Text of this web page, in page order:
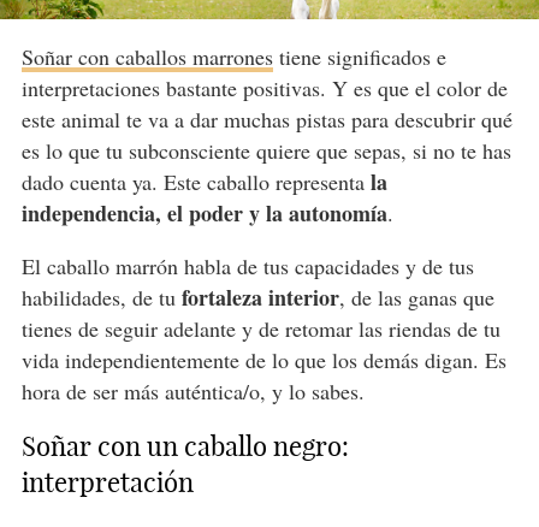
Soñar con caballos marronestiene significados e
interpretaciones bastante positivas. Y es que el color de
este animal te va a dar muchas pistas para descubrir qué
es lo que tu subconsciente quiere que sepas, si no te has
dado cuenta ya. Este caballo representala
independencia, el poder y la autonomía.
El caballo marrón habla de tus capacidades y de tus
habilidades, de tu fortaleza interior, de las ganas que
tienes de seguir adelante y de retomar las riendas de tu
vida independientemente de lo que los demás digan. Es
hora de ser más auténtica/o, y lo sabes.
Soñar con un caballo negro:
interpretación